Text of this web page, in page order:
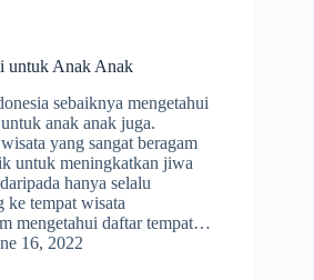
untuk Anak Anak
sebaiknya mengetahui
anak anak juga.
yang sangat beragam
untuk meningkatkan jiwa
hanya selalu
ke tempat wisata
mengetahui daftar tempat…
16, 2022